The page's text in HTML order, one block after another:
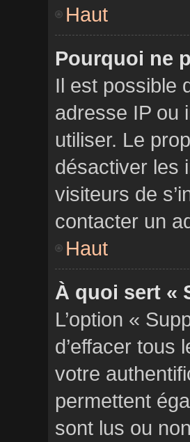
Haut
Pourquoi ne
Il est possible
adresse IP ou
utiliser. Le
désactiver les
visiteurs de
contacter un
Haut
À quoi sert «
L’option «
d’effacer tous
votre
permettent
sont lus ou